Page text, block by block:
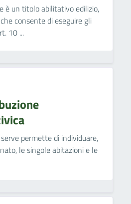
è un titolo abilitativo edilizio,
consente di eseguire gli
10 ...
permette di individuare,
le singole abitazioni e le